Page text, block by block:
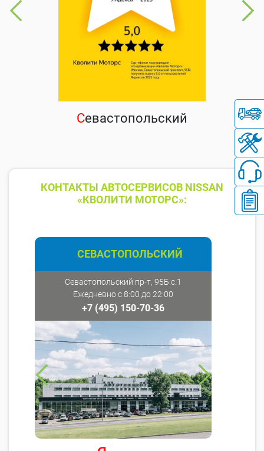
Севастопольский
КОНТАКТЫ АВТОСЕРВИСОВ NISSAN
«КВОЛИТИ МОТОРС»:
СЕВАСТОПОЛЬСКИЙ
Севастопольский пр-т, 95Б с.1
Ежедневно с 8:00 до 22:00
+7 (495) 150-70-36